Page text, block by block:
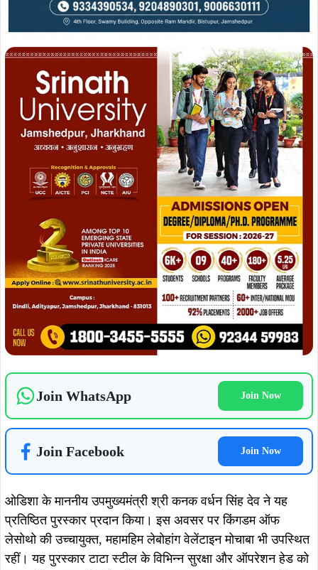
Join WhatsApp Join Now
Join Facebook Join Now
ओडिशा के माननीय उपमुख्यमंत्री श्री कनक वर्धन सिंह देव ने यह
प्रतिष्ठित पुरस्कार प्रदान किया। इस अवसर पर किंगडम ऑफ
लेसोथो की उच्चायुक्त, महामहिम लेबोहांग वेलेंटाइन मोचाबा भी उपस्थित
रहीं। यह पुरस्कार टाटा स्टील के विभिन्न सुरक्षा और ऑपरेशन हेड को